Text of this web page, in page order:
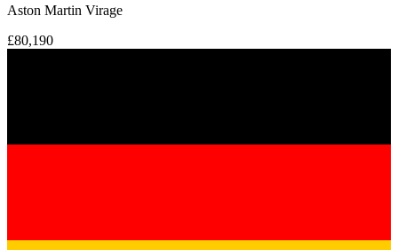
Aston Martin Virage
£80,190